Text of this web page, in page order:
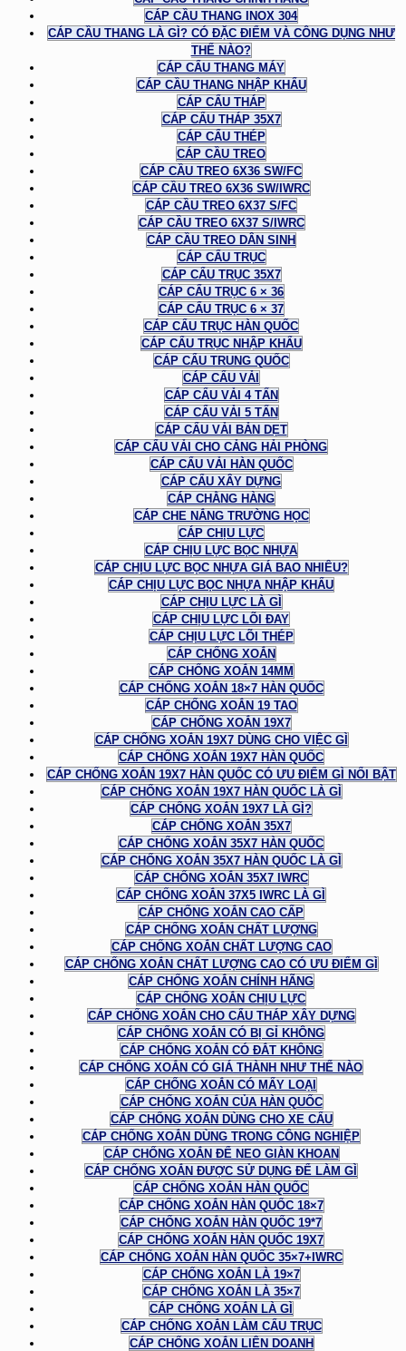
CÁP CẦU THANG INOX 304
CÁP CẦU THANG LÀ GÌ? CÓ ĐẶC ĐIỂM VÀ CÔNG DỤNG NHƯ
THẾ NÀO?
CÁP CẨU THANG MÁY
CÁP CẦU THANG NHẬP KHẨU
CÁP CẨU THÁP
CÁP CẨU THÁP 35X7
CÁP CẨU THÉP
CÁP CẦU TREO
CÁP CẦU TREO 6X36 SW/FC
CÁP CẦU TREO 6X36 SW/IWRC
CÁP CẦU TREO 6X37 S/FC
CÁP CẦU TREO 6X37 S/IWRC
CÁP CẦU TREO DÂN SINH
CÁP CẨU TRỤC
CÁP CẨU TRỤC 35X7
CÁP CẨU TRỤC 6 × 36
CÁP CẨU TRỤC 6 × 37
CÁP CẨU TRỤC HÀN QUỐC
CÁP CẨU TRỤC NHẬP KHẨU
CÁP CẨU TRUNG QUỐC
CÁP CẨU VẢI
CÁP CẨU VẢI 4 TẤN
CÁP CẨU VẢI 5 TẤN
CÁP CẨU VẢI BẢN DẸT
CÁP CẨU VẢI CHO CẢNG HẢI PHÒNG
CÁP CẨU VẢI HÀN QUỐC
CÁP CẨU XÂY DỰNG
CÁP CHẰNG HÀNG
CÁP CHE NẮNG TRƯỜNG HỌC
CÁP CHỊU LỰC
CÁP CHỊU LỰC BỌC NHỰA
CÁP CHỊU LỰC BỌC NHỰA GIÁ BAO NHIÊU?
CÁP CHỊU LỰC BỌC NHỰA NHẬP KHẨU
CÁP CHỊU LỰC LÀ GÌ
CÁP CHỊU LỰC LÕI ĐAY
CÁP CHỊU LỰC LÕI THÉP
CÁP CHỐNG XOẮN
CÁP CHỐNG XOẮN 14MM
CÁP CHỐNG XOẮN 18×7 HÀN QUỐC
CÁP CHỐNG XOẮN 19 TAO
CÁP CHỐNG XOẮN 19X7
CÁP CHỐNG XOẮN 19X7 DÙNG CHO VIỆC GÌ
CÁP CHỐNG XOẮN 19X7 HÀN QUỐC
CÁP CHỐNG XOẮN 19X7 HÀN QUỐC CÓ ƯU ĐIỂM GÌ NỔI BẬT
CÁP CHỐNG XOẮN 19X7 HÀN QUỐC LÀ GÌ
CÁP CHỐNG XOẮN 19X7 LÀ GÌ?
CÁP CHỐNG XOẮN 35X7
CÁP CHỐNG XOẮN 35X7 HÀN QUỐC
CÁP CHỐNG XOẮN 35X7 HÀN QUỐC LÀ GÌ
CÁP CHỐNG XOẮN 35X7 IWRC
CÁP CHỐNG XOẮN 37X5 IWRC LÀ GÌ
CÁP CHỐNG XOẮN CAO CẤP
CÁP CHỐNG XOẮN CHẤT LƯỢNG
CÁP CHỐNG XOẮN CHẤT LƯỢNG CAO
CÁP CHỐNG XOẮN CHẤT LƯỢNG CAO CÓ ƯU ĐIỂM GÌ
CÁP CHỐNG XOẮN CHÍNH HÃNG
CÁP CHỐNG XOẮN CHỊU LỰC
CÁP CHỐNG XOẮN CHO CẨU THÁP XÂY DỰNG
CÁP CHỐNG XOẮN CÓ BỊ GỈ KHÔNG
CÁP CHỐNG XOẮN CÓ ĐẮT KHÔNG
CÁP CHỐNG XOẮN CÓ GIÁ THÀNH NHƯ THẾ NÀO
CÁP CHỐNG XOẮN CÓ MẤY LOẠI
CÁP CHỐNG XOẮN CỦA HÀN QUỐC
CÁP CHỐNG XOẮN DÙNG CHO XE CẨU
CÁP CHỐNG XOẮN DÙNG TRONG CÔNG NGHIỆP
CÁP CHỐNG XOẮN ĐỂ NEO GIÀN KHOAN
CÁP CHỐNG XOẮN ĐƯỢC SỬ DỤNG ĐỂ LÀM GÌ
CÁP CHỐNG XOẮN HÀN QUỐC
CÁP CHỐNG XOẮN HÀN QUỐC 18×7
CÁP CHỐNG XOẮN HÀN QUỐC 19*7
CÁP CHỐNG XOẮN HÀN QUỐC 19X7
CÁP CHỐNG XOẮN HÀN QUỐC 35×7+IWRC
CÁP CHỐNG XOẮN LÀ 19×7
CÁP CHỐNG XOẮN LÀ 35×7
CÁP CHỐNG XOẮN LÀ GÌ
CÁP CHỐNG XOẮN LÀM CẨU TRỤC
CÁP CHỐNG XOẮN LIÊN DOANH